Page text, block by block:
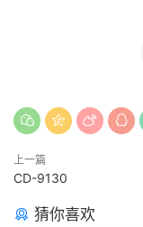
上一篇
CD-9130
猜你喜欢